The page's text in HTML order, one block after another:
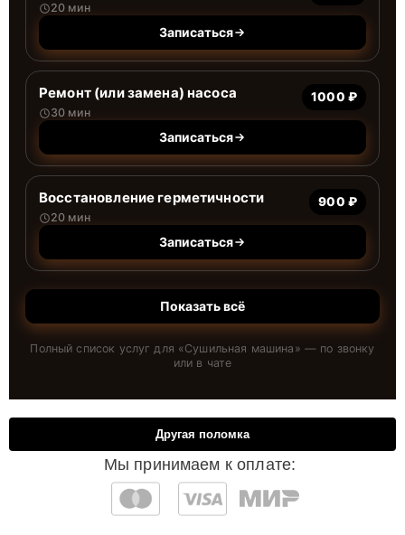
20 мин
Записаться
Ремонт (или замена) насоса
30 мин
1000 ₽
Записаться
Восстановление герметичности
20 мин
900 ₽
Записаться
Показать всё
Полный список услуг для «Сушильная машина » — по звонку
или в чате
Мы принимаем к оплате:
Другая поломка